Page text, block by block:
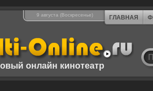
9 августа (Воскресенье) ГЛАВНАЯ
онлайн кинотеатр